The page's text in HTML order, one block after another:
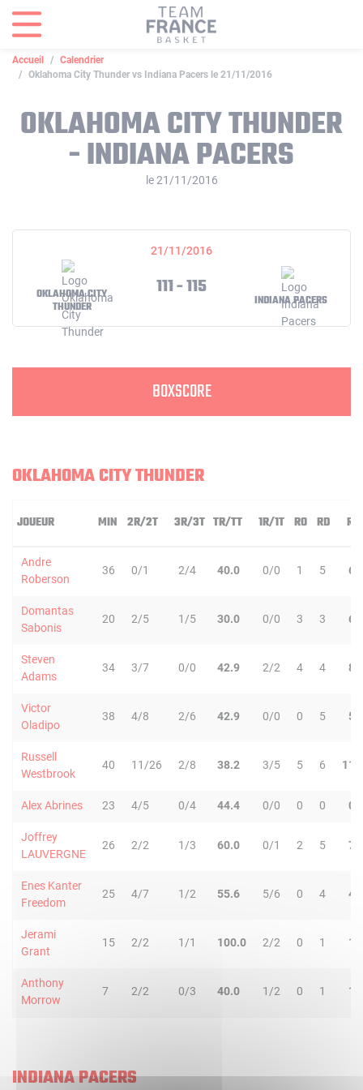
Accueil
Calendrier
Oklahoma City Thunder vs Indiana Pacers le 21/11/2016
OKLAHOMA CITY THUNDER
- INDIANA PACERS
le 21/11/2016
21/11/2016
OKLAHOMA CITY
THUNDER
111 - 115
INDIANA PACERS
BOXSCORE
OKLAHOMA CITY THUNDER
JOUEUR MIN 2R/2T 3R/3T TR/TT 1R/1T RO RD RT
Andre
Roberson
36 0/1 2/4 40.0 0/0 1 5 6
Domantas
Sabonis
20 2/5 1/5 30.0 0/0 3 3 6
Steven
Adams
34 3/7 0/0 42.9 2/2 4 4 8
Victor
Oladipo
38 4/8 2/6 42.9 0/0 0 5 5
Russell
Westbrook
40 11/26 2/8 38.2 3/5 5 6 11
Alex Abrines 23 4/5 0/4 44.4 0/0 0 0 0
Joffrey
LAUVERGNE
26 2/2 1/3 60.0 0/1 2 5 7
Enes Kanter
Freedom
25 4/7 1/2 55.6 5/6 0 4 4
Jerami
Grant
15 2/2 1/1 100.0 2/2 0 1 1
Anthony
Morrow
7 2/2 0/3 40.0 1/2 0 1 1
INDIANA PACERS
Panneau de gestion des cookies